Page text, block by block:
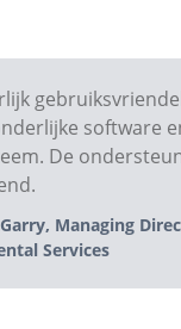
software
De
Managing
Services